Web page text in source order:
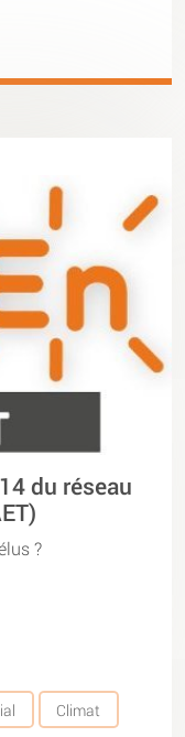
du réseau
?
Climat